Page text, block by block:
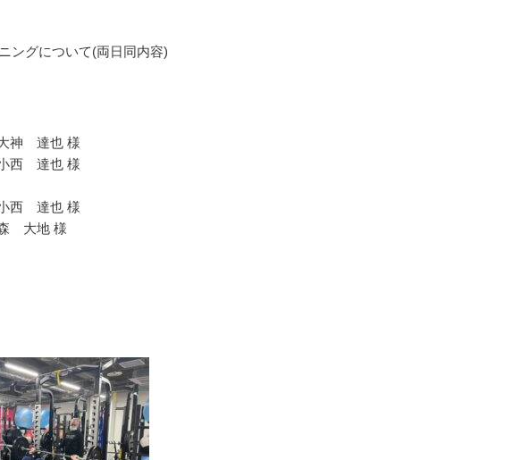
ングについて(両日同内容)
神 達也 様
西 達也 様
西 達也 様
大地 様